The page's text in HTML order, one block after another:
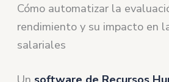
Cómo automatizar la
rendimiento y su impacto en
salariales